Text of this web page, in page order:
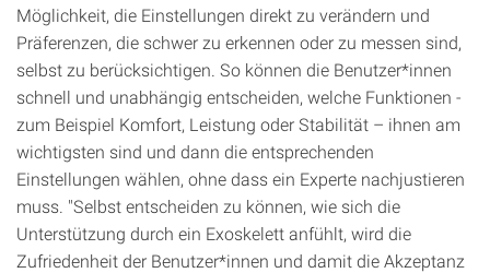
Möglichkeit, die Einstellungen direkt zu verändern und
Präferenzen, die schwer zu erkennen oder zu messen sind,
selbst zu berücksichtigen. So können die Benutzer*innen
schnell und unabhängig entscheiden, welche Funktionen -
zum Beispiel Komfort, Leistung oder Stabilität – ihnen am
wichtigsten sind und dann die entsprechenden
Einstellungen wählen, ohne dass ein Experte nachjustieren
muss. "Selbst entscheiden zu können, wie sich die
Unterstützung durch ein Exoskelett anfühlt, wird die
Zufriedenheit der Benutzer*innen und damit die Akzeptanz